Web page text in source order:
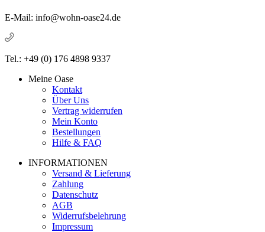
E-Mail: info@wohn-oase24.de
Tel.: +49 (0) 176 4898 9337
Meine Oase
Kontakt
Über Uns
Vertrag widerrufen
Mein Konto
Bestellungen
Hilfe & FAQ
INFORMATIONEN
Versand & Lieferung
Zahlung
Datenschutz
AGB
Widerrufsbelehrung
Impressum